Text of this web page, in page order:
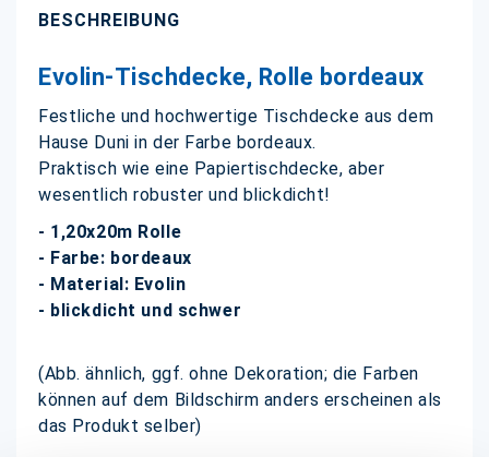
BESCHREIBUNG
Evolin-Tischdecke, Rolle bordeaux
Festliche und hochwertige Tischdecke aus dem
Hause Duni in der Farbe bordeaux.
Praktisch wie eine Papiertischdecke, aber
wesentlich robuster und blickdicht!
- 1,20x20m Rolle
- Farbe: bordeaux
- Material: Evolin
- blickdicht und schwer
(Abb. ähnlich, ggf. ohne Dekoration; die Farben
können auf dem Bildschirm anders erscheinen als
das Produkt selber)